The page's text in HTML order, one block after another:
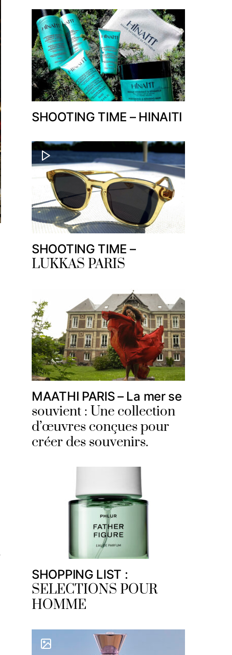
SHOOTING TIME – HINAITI
SHOOTING TIME –
LUKKAS PARIS
MAATHI PARIS – La mer se
souvient : Une collection
d’œuvres conçues pour
créer des souvenirs.
SHOPPING LIST :
SELECTIONS POUR
HOMME